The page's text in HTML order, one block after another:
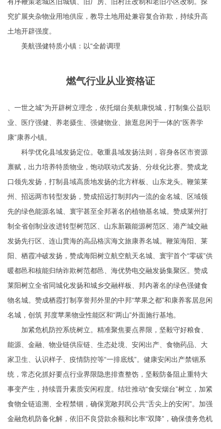
究扩展夹杂物业用地供应，教导土地用处兼容复合诈欺，持续升高
土地开辟强度。
美航强健特质小镇：以“全龄调理
燃气行业从业资格证
、一世之城”为开辟树立理念，依托烟台美航康悦城，打制集公益职
业、医疗强健、养老摄生、强健物业、旅逛息闲于一体的“医养学
康”康养小镇。
科学优化县域发扬定位。敬重县域发扬法则，容身各区市资源
禀赋，出力培养特质物业，饱动联动式发扬、分歧化比赛。赞成龙
口领先发扬，打制县域高质地发扬的北方样板、山东龙头。鞭策莱
州、招远两市转型发扬，赞成招远打制邦内一流的金名城、区域领
先的绿色能源名城、寰宇甚至全邦著名的植物基名城。赞成莱州打
制全省创制业改进转型树范区、山东新颖能源树范区、港产城交融
发扬先行区、连山贯海的高品格滨海文旅康养名城。鞭策海阳、莱
阳、栖霞冲破发扬，赞成海阳树立航空航天名城、寰宇首个“零碳”供
暖都邑和核能归纳诈欺树范都邑、海优势电交融发扬集聚区。赞成
莱阳树立全省同城化发扬和城乡交融样板、邦内著名的绿色强健食
物名城。赞成栖霞打制享誉邦外里的中邦“苹果之都”和康养客居息闲
名城，创筑 邦度苹果物业性能区和“两山”外面施行基地。
加紧危机防控系统树立。精准聚焦要点界限，坚毅守好粮食、
能源、金融、物业链供应链、生态处境、安闲出产、食物药品、大
家卫生、认识样子、疫情防控等“一排底线”。健康安闲出产禁锢系
统，常态化抓好要点行业界限隐患排查整饬，坚毅防备阻止重特大
事变产生，持续晋升素质安闲程度。结壮推动“食安烟台”树立，加紧
食物全链追溯、全程禁锢，确保宽敞邦民公共“舌尖上的安闲”。加强
金融危机防备化解，依旧不良贷款余额和比率“双降”，确保债务危机